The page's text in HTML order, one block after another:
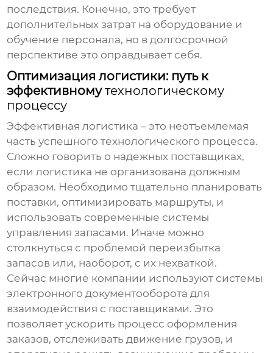
последствия. Конечно, это требует
дополнительных затрат на оборудование и
обучение персонала, но в долгосрочной
перспективе это оправдывает себя.
Оптимизация логистики: путь к
эффективномутехнологическому
процессу
Эффективная логистика – это неотъемлемая
часть успешноготехнологического процесса.
Сложно говорить о надежных поставщиках,
если логистика не организована должным
образом. Необходимо тщательно планировать
поставки, оптимизировать маршруты, и
использовать современные системы
управления запасами. Иначе можно
столкнуться с проблемой переизбытка
запасов или, наоборот, с их нехваткой.
Сейчас многие компании используют системы
электронного документооборота для
взаимодействия с поставщиками. Это
позволяет ускорить процесс оформления
заказов, отслеживать движение грузов, и